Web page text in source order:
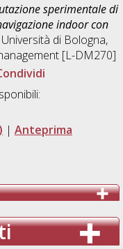
sperimentale di
indoor con
di Bologna,
[L-DM270]
| Anteprima